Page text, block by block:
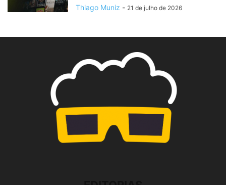
Thiago Muniz - 21 de julho de 2026